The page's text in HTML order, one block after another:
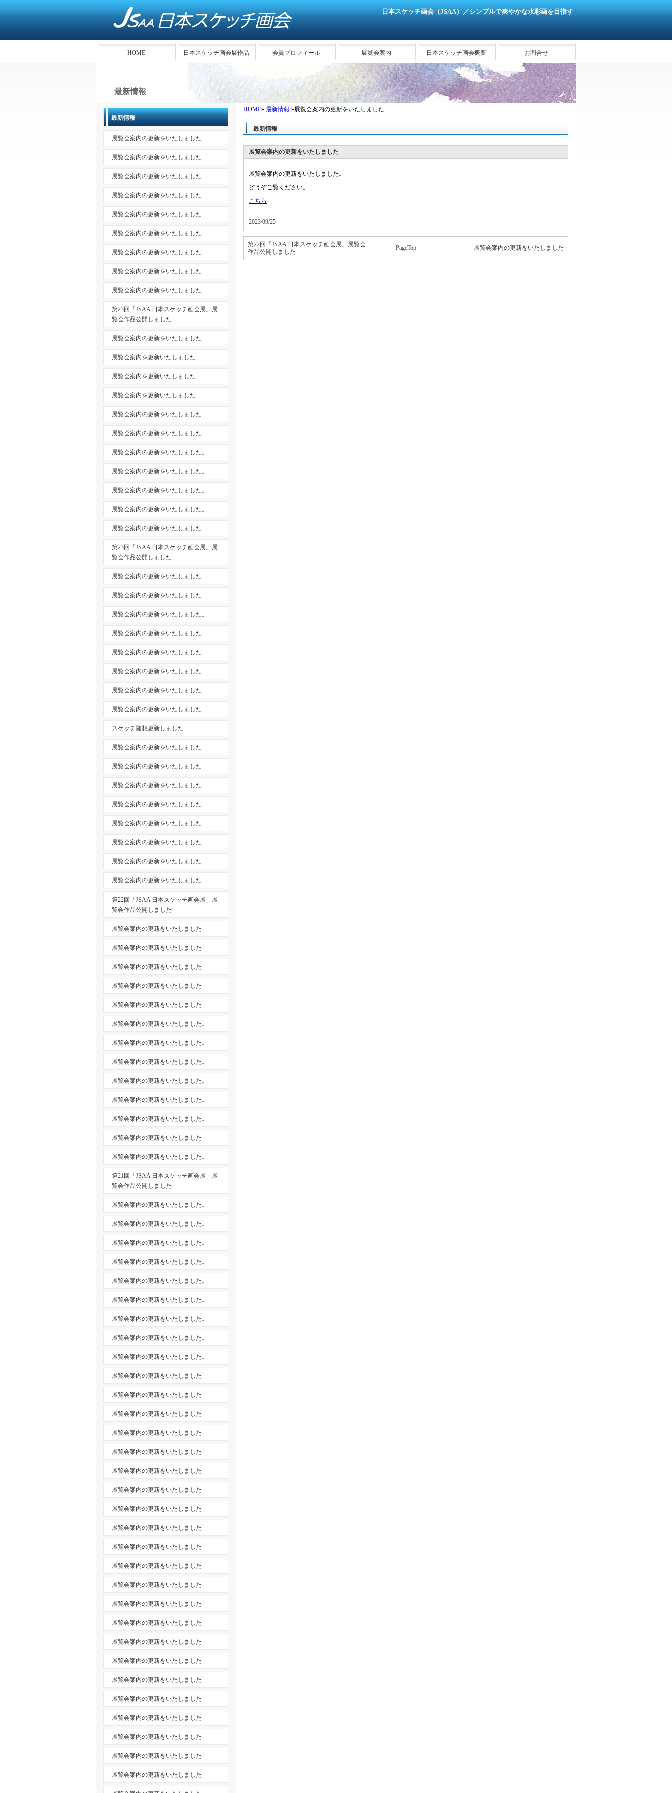
日本スケッチ画会（JSAA）／シンプルで爽やかな水彩画を目指す
HOME 日本スケッチ画会展作品 会員プロフィール 展覧会案内 日本スケッチ画会概要 お問合せ
最新情報
HOME» 最新情報 »展覧会案内の更新をいたしました
最新情報
展覧会案内の更新をいたしました
展覧会案内の更新をいたしました。
どうぞご覧ください。
こちら
2023/09/25
第22回「JSAA 日本スケッチ画会展」展覧会
作品公開しました
PageTop 展覧会案内の更新をいたしました
最新情報
展覧会案内の更新をいたしました
展覧会案内の更新をいたしました
展覧会案内の更新をいたしました
展覧会案内の更新をいたしました
展覧会案内の更新をいたしました
展覧会案内の更新をいたしました
展覧会案内の更新をいたしました
展覧会案内の更新をいたしました
展覧会案内の更新をいたしました
第23回「JSAA 日本スケッチ画会展」展
覧会作品公開しました
展覧会案内の更新をいたしました
展覧会案内を更新いたしました
展覧会案内を更新いたしました
展覧会案内を更新いたしました
展覧会案内の更新をいたしました
展覧会案内の更新をいたしました
展覧会案内の更新をいたしました。
展覧会案内の更新をいたしました。
展覧会案内の更新をいたしました。
展覧会案内の更新をいたしました。
展覧会案内の更新をいたしました
第23回「JSAA 日本スケッチ画会展」展
覧会作品公開しました
展覧会案内の更新をいたしました
展覧会案内の更新をいたしました
展覧会案内の更新をいたしました。
展覧会案内の更新をいたしました
展覧会案内の更新をいたしました
展覧会案内の更新をいたしました
展覧会案内の更新をいたしました
展覧会案内の更新をいたしました
スケッチ随想更新しました
展覧会案内の更新をいたしました
展覧会案内の更新をいたしました
展覧会案内の更新をいたしました
展覧会案内の更新をいたしました
展覧会案内の更新をいたしました
展覧会案内の更新をいたしました
展覧会案内の更新をいたしました
展覧会案内の更新をいたしました
第22回「JSAA 日本スケッチ画会展」展
覧会作品公開しました
展覧会案内の更新をいたしました
展覧会案内の更新をいたしました
展覧会案内の更新をいたしました
展覧会案内の更新をいたしました
展覧会案内の更新をいたしました
展覧会案内の更新をいたしました。
展覧会案内の更新をいたしました。
展覧会案内の更新をいたしました。
展覧会案内の更新をいたしました。
展覧会案内の更新をいたしました。
展覧会案内の更新をいたしました。
展覧会案内の更新をいたしました
展覧会案内の更新をいたしました。
第21回「JSAA 日本スケッチ画会展」展
覧会作品公開しました
展覧会案内の更新をいたしました。
展覧会案内の更新をいたしました。
展覧会案内の更新をいたしました。
展覧会案内の更新をいたしました。
展覧会案内の更新をいたしました。
展覧会案内の更新をいたしました。
展覧会案内の更新をいたしました。
展覧会案内の更新をいたしました。
展覧会案内の更新をいたしました。
展覧会案内の更新をいたしました
展覧会案内の更新をいたしました
展覧会案内の更新をいたしました
展覧会案内の更新をいたしました
展覧会案内の更新をいたしました
展覧会案内の更新をいたしました
展覧会案内の更新をいたしました
展覧会案内の更新をいたしました
展覧会案内の更新をいたしました
展覧会案内の更新をいたしました
展覧会案内の更新をいたしました
展覧会案内の更新をいたしました
展覧会案内の更新をいたしました
展覧会案内の更新をいたしました
展覧会案内の更新をいたしました
展覧会案内の更新をいたしました
展覧会案内の更新をいたしました
展覧会案内の更新をいたしました
展覧会案内の更新をいたしました
展覧会案内の更新をいたしました
展覧会案内の更新をいたしました
展覧会案内の更新をいたしました